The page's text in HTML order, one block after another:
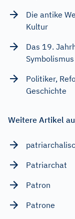
Die antike
Kultur
Das 19.
Symbolismus
Politiker,
Geschichte
Weitere Artikel
Patriarchat
Patron
Patrone